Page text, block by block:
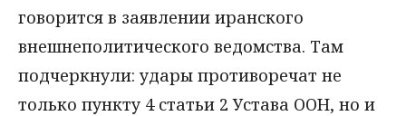
говорится в заявлении иранского
внешнеполитического ведомства. Там
подчеркнули: удары противоречат не
только пункту 4 статьи 2 Устава ООН, но и